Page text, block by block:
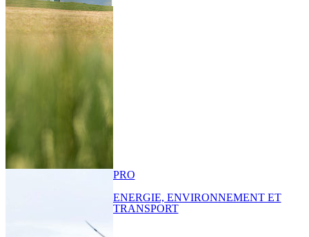
PRO
ENERGIE, ENVIRONNEMENT ET
TRANSPORT